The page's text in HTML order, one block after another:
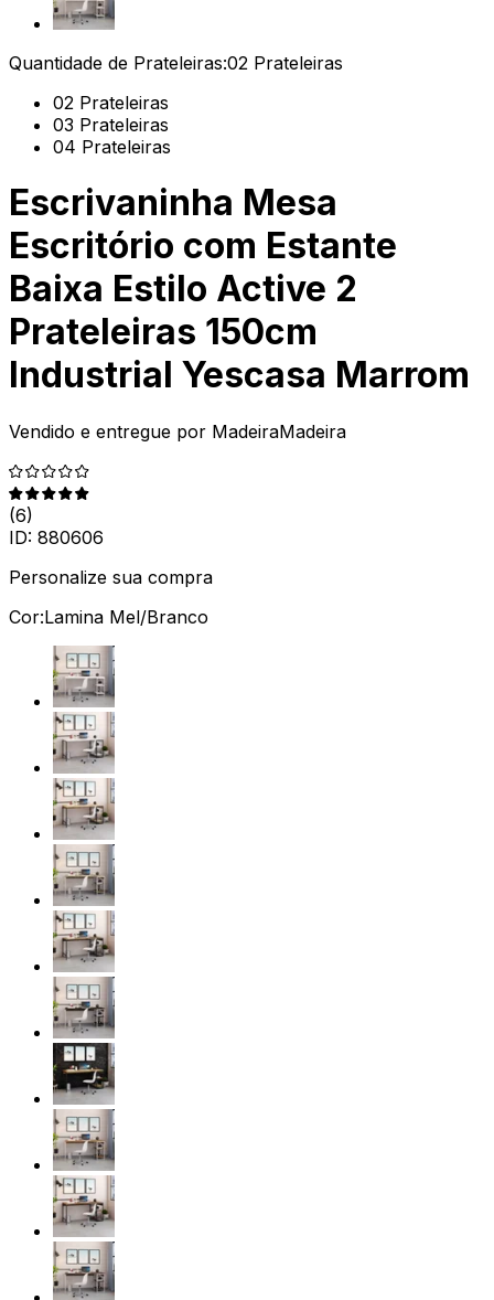
Quantidade de Prateleiras:02 Prateleiras
02 Prateleiras
03 Prateleiras
04 Prateleiras
Escrivaninha Mesa
Escritório com Estante
Baixa Estilo Active 2
Prateleiras 150cm
Industrial Yescasa Marrom
Vendido e entregue por MadeiraMadeira
(6)
ID: 880606
Personalize sua compra
Cor:Lamina Mel/Branco